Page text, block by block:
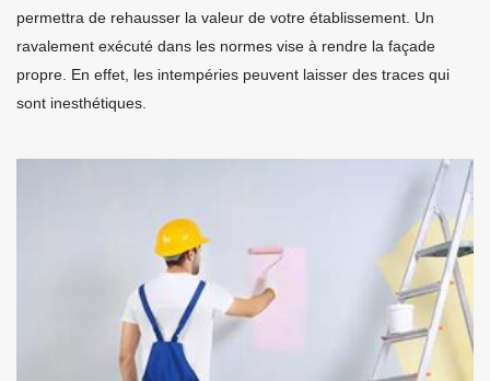
permettra de rehausser la valeur de votre établissement. Un
ravalement exécuté dans les normes vise à rendre la façade
propre. En effet, les intempéries peuvent laisser des traces qui
sont inesthétiques.